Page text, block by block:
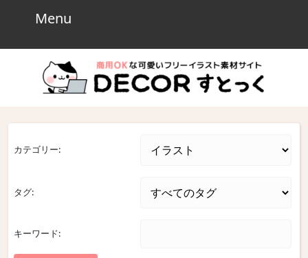
Menu
カテゴリー:
タグ:
キーワード: